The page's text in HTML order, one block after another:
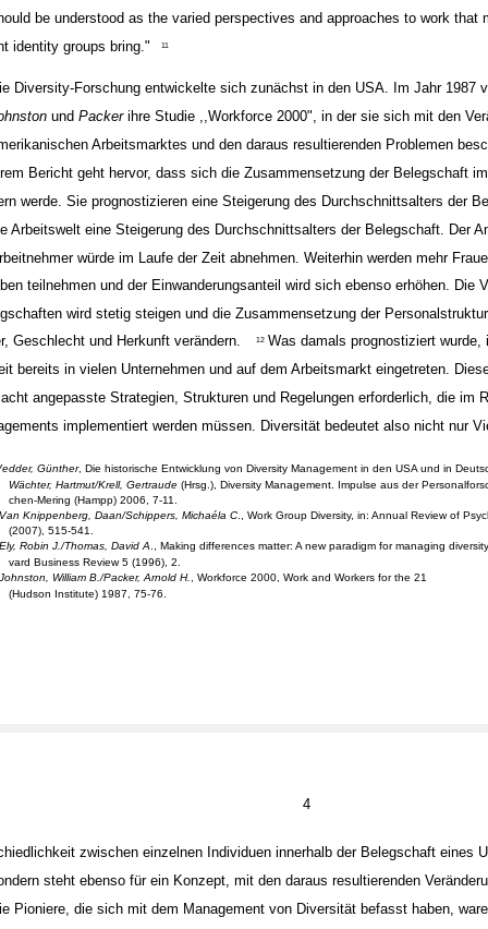
be understood as the varied perspectives and approaches to work that
identity groups bring."
11
Diversity-Forschung entwickelte sich zunächst in den USA. Im Jahr 1987
undPackerihre Studie ,,Workforce 2000", in der sie sich mit den
Arbeitsmarktes und den daraus resultierenden Problemen
Bericht geht hervor, dass sich die Zusammensetzung der Belegschaft
werde. Sie prognostizieren eine Steigerung des Durchschnittsalters der
Arbeitswelt eine Steigerung des Durchschnittsalters der Belegschaft. Der
würde im Laufe der Zeit abnehmen. Weiterhin werden mehr
teilnehmen und der Einwanderungsanteil wird sich ebenso erhöhen. Die
wird stetig steigen und die Zusammensetzung der
Geschlecht und Herkunft verändern.
12 Was damals prognostiziert wurde,
bereits in vielen Unternehmen und auf dem Arbeitsmarkt eingetreten.
angepasste Strategien, Strukturen und Regelungen erforderlich, die im
implementiert werden müssen. Diversität bedeutet also nicht nur
Günther, Die historische Entwicklung von Diversity Management in den USA und in
Wächter, Hartmut/Krell, Gertraude (Hrsg.), Diversity Management. Impulse aus der
chen-Mering (Hampp) 2006, 7-11.
Knippenberg, Daan/Schippers, Michaéla C., Work Group Diversity, in: Annual Review of
(2007), 515-541.
Robin J./Thomas, David A., Making differences matter: A new paradigm for managing
vard Business Review 5 (1996), 2.
William B./Packer, Arnold H.
, Workforce 2000, Work and Workers for the 21
(Hudson Institute) 1987, 75-76.
4
zwischen einzelnen Individuen innerhalb der Belegschaft eines
steht ebenso für ein Konzept, mit den daraus resultierenden
Pioniere, die sich mit dem Management von Diversität befasst haben,